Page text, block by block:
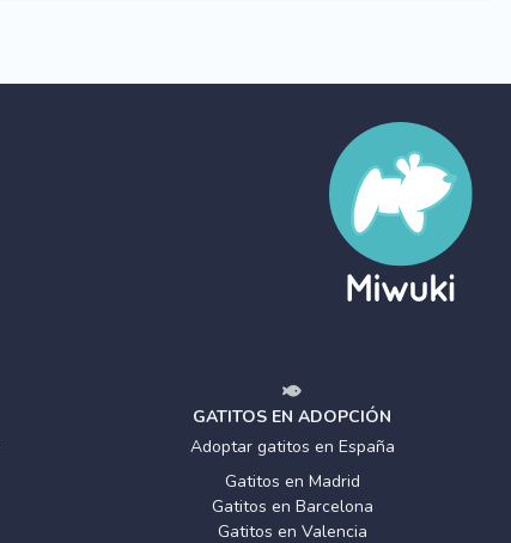
GATITOS EN ADOPCIÓN
Adoptar gatitos en España
Gatitos en Madrid
Gatitos en Barcelona
Gatitos en Valencia